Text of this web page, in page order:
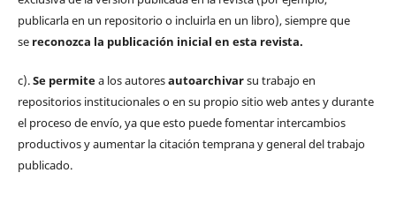
publicarla en un repositorio o incluirla en un libro), siempre que
sereconozca la publicación inicial en esta revista.
c).Se permitea los autoresautoarchivarsu trabajo en
repositorios institucionales o en su propio sitio web antes y durante
el proceso de envío, ya que esto puede fomentar intercambios
productivos y aumentar la citación temprana y general del trabajo
publicado.